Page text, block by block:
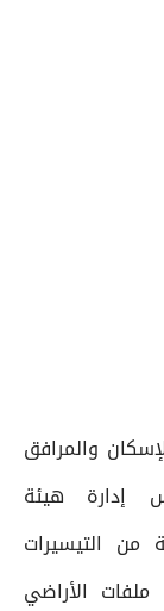
والمرافق
إدارة هيئة
من التيسيرات
الأراضي